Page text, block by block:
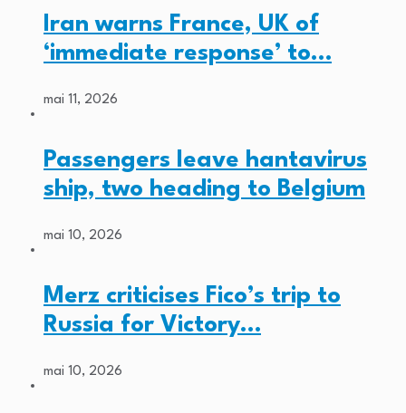
Iran warns France, UK of
‘immediate response’ to…
mai 11, 2026
Passengers leave hantavirus
ship, two heading to Belgium
mai 10, 2026
Merz criticises Fico’s trip to
Russia for Victory…
mai 10, 2026